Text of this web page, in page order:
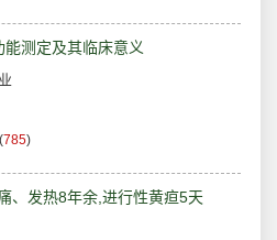
测定及其临床意义
(785)
、发热8年余,进行性黄疸5天